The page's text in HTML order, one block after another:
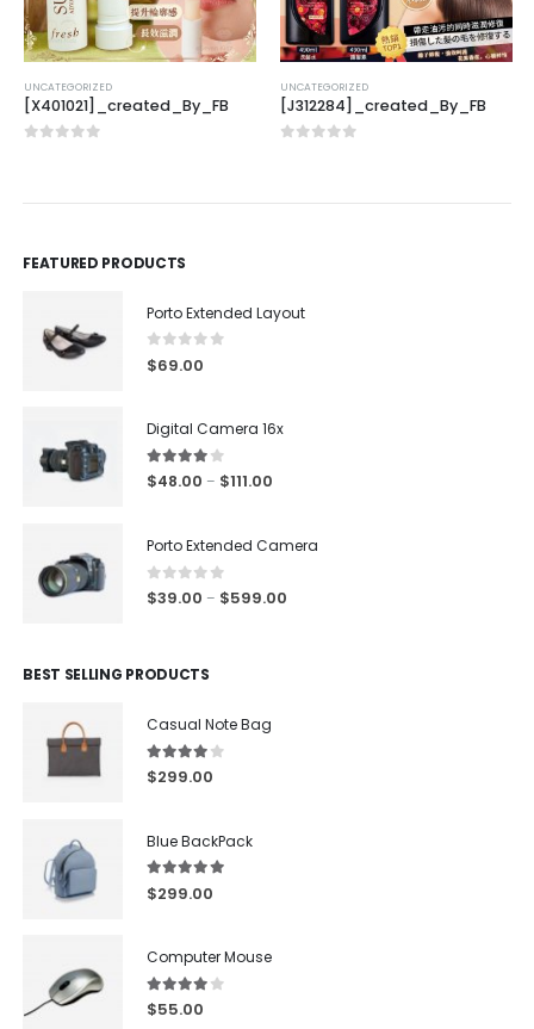
UNCATEGORIZED
[X401021]_created_By_FB
UNCATEGORIZED
[J312284]_created_By_FB
FEATURED PRODUCTS
Porto Extended Layout
0 out of 5
$69.00
Digital Camera 16x
4.00out of 5
$48.00 – $111.00
Porto Extended Camera
0out of 5
$39.00 – $599.00
BEST SELLING PRODUCTS
Casual Note Bag
4.00out of 5
$299.00
Blue BackPack
5.00out of 5
$299.00
Computer Mouse
4.00out of 5
$55.00